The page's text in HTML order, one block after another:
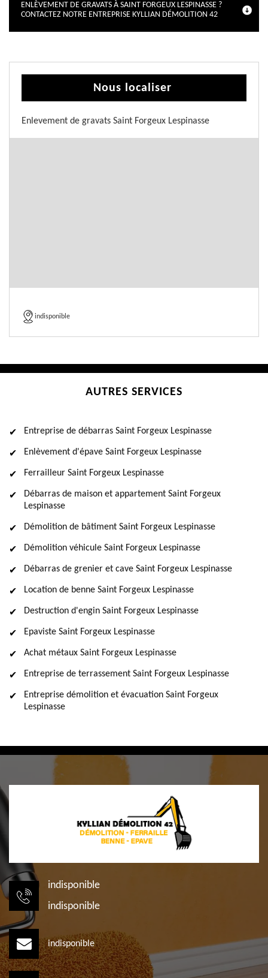
ENLÈVEMENT DE GRAVATS À SAINT FORGEUX LESPINASSE ?
CONTACTEZ NOTRE ENTREPRISE KYLLIAN DÉMOLITION 42
Nous localiser
Enlevement de gravats Saint Forgeux Lespinasse
indisponible
AUTRES SERVICES
Entreprise de débarras Saint Forgeux Lespinasse
Enlèvement d'épave Saint Forgeux Lespinasse
Ferrailleur Saint Forgeux Lespinasse
Débarras de maison et appartement Saint Forgeux
Lespinasse
Démolition de bâtiment Saint Forgeux Lespinasse
Démolition véhicule Saint Forgeux Lespinasse
Débarras de grenier et cave Saint Forgeux Lespinasse
Location de benne Saint Forgeux Lespinasse
Destruction d'engin Saint Forgeux Lespinasse
Epaviste Saint Forgeux Lespinasse
Achat métaux Saint Forgeux Lespinasse
Entreprise de terrassement Saint Forgeux Lespinasse
Entreprise démolition et évacuation Saint Forgeux
Lespinasse
indisponible
indisponible
indisponible